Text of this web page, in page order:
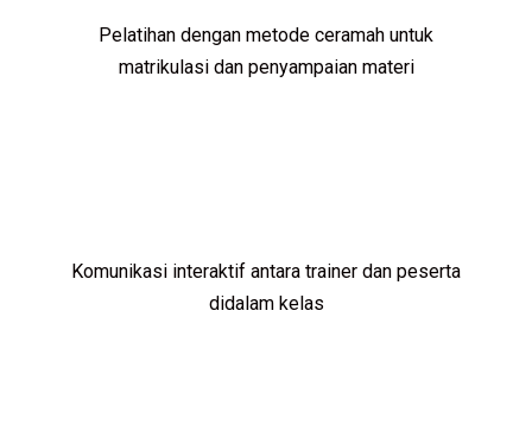
Pelatihan dengan metode ceramah untuk
matrikulasi dan penyampaian materi
Komunikasi interaktif antara trainer dan peserta
didalam kelas